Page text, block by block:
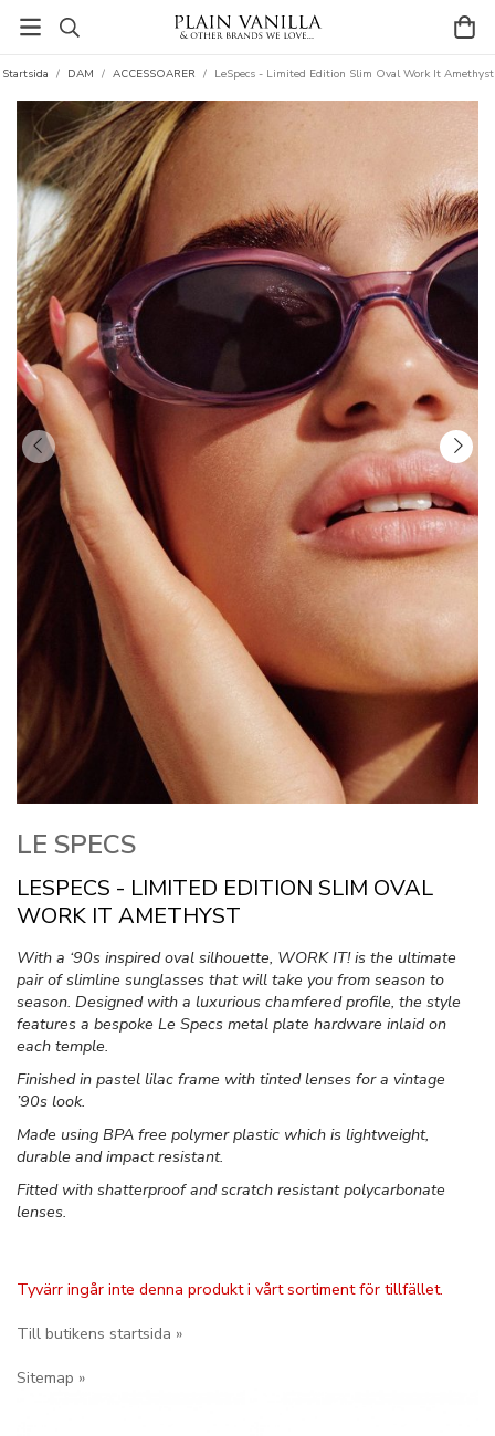
Startsida / DAM / ACCESSOARER / LeSpecs - Limited Edition Slim Oval Work It Amethyst
LE SPECS
LESPECS - LIMITED EDITION SLIM OVAL
WORK IT AMETHYST
With a ‘90s inspired oval silhouette, WORK IT! is the ultimate
pair of slimline sunglasses that will take you from season to
season. Designed with a luxurious chamfered profile, the style
features a bespoke Le Specs metal plate hardware inlaid on
each temple.
Finished in pastel lilac frame with tinted lenses for a vintage
’90s look.
Made using BPA free polymer plastic which is lightweight,
durable and impact resistant.
Fitted with shatterproof and scratch resistant polycarbonate
lenses.
Tyvärr ingår inte denna produkt i vårt sortiment för tillfället.
Till butikens startsida »
Sitemap »